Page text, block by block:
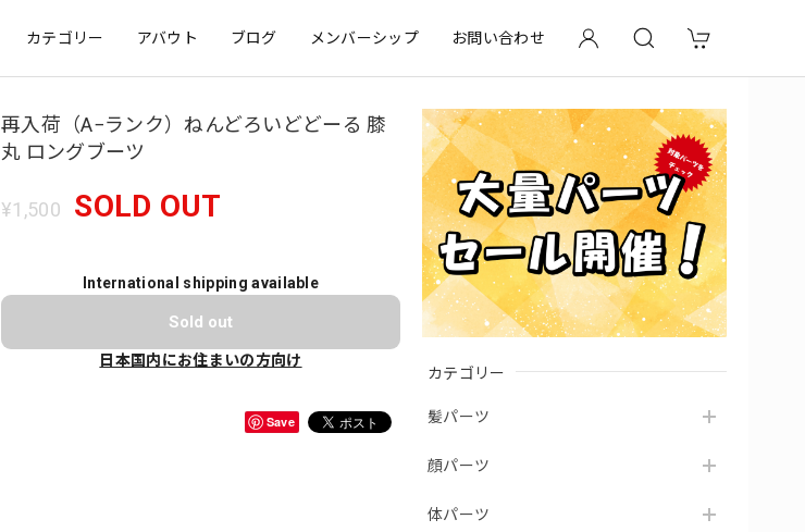
カテゴリー アバウト ブログ メンバーシップ お問い合わせ
カテゴリー
髪パーツ
顔パーツ
体パーツ
再入荷（A−ランク）ねんどろいどどーる 膝
丸 ロングブーツ
¥1,500 SOLD OUT
International shipping available
Sold out
日本国内にお住まいの方向け
Save